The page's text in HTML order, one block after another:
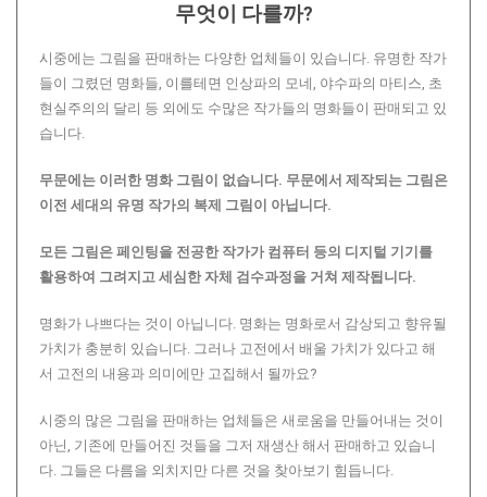
무엇이 다를까?
시중에는 그림을 판매하는 다양한 업체들이 있습니다. 유명한 작가
들이 그렸던 명화들, 이를테면 인상파의 모네, 야수파의 마티스, 초
현실주의의 달리 등 외에도 수많은 작가들의 명화들이 판매되고 있
습니다.
무문에는 이러한 명화 그림이 없습니다. 무문에서 제작되는 그림은
이전 세대의 유명 작가의 복제 그림이 아닙니다.
모든 그림은 페인팅을 전공한 작가가 컴퓨터 등의 디지털 기기를
활용하여 그려지고 세심한 자체 검수과정을 거쳐 제작됩니다.
명화가 나쁘다는 것이 아닙니다. 명화는 명화로서 감상되고 향유될
가치가 충분히 있습니다. 그러나 고전에서 배울 가치가 있다고 해
서 고전의 내용과 의미에만 고집해서 될까요?
시중의 많은 그림을 판매하는 업체들은 새로움을 만들어내는 것이
아닌, 기존에 만들어진 것들을 그저 재생산 해서 판매하고 있습니
다. 그들은 다름을 외치지만 다른 것을 찾아보기 힘듭니다.